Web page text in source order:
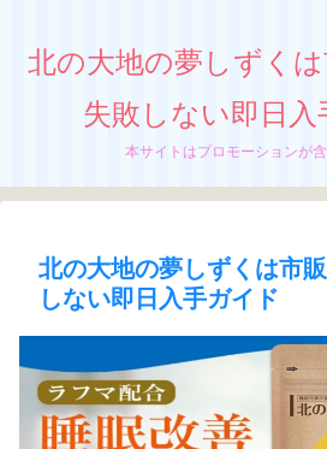
北の大地の夢しずく
失敗しない即日入
本サイトはプロモーションが
北の大地の夢しずくは市
しない即日入手ガイド